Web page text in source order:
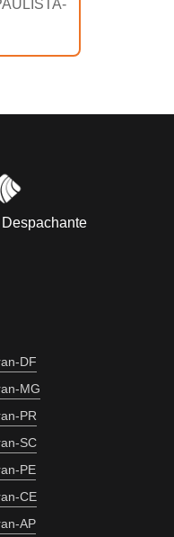
Despachante
DF
MG
PR
SC
PE
CE
AP